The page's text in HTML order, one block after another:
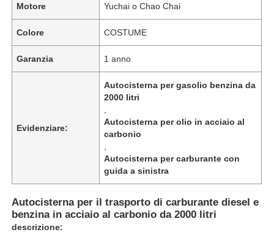
Fatory Tour
Controllo di qualità
notizie
Richiedere un preventivo
Motore Yuchai o Chao Chai
Colore COSTUME
Garanzia 1 anno
Evidenziare:
Autocisterna per gasolio benzina da
2000 litri
Autocisterna per olio in acciaio al
carbonio
Autocisterna per carburante con
guida a sinistra
Autocisterna per il trasporto di carburante diesel e
benzina in acciaio al carbonio da 2000 litri
descrizione: